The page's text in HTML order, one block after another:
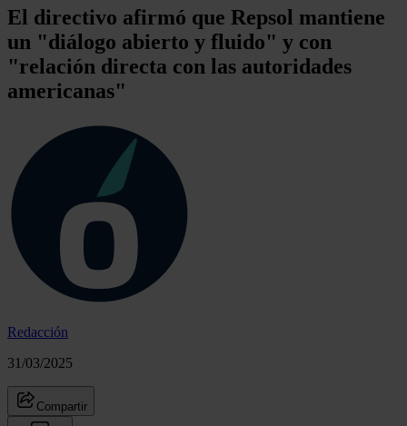
El directivo afirmó que Repsol mantiene
un "diálogo abierto y fluido" y con
"relación directa con las autoridades
americanas"
Redacción
31/03/2025
Compartir